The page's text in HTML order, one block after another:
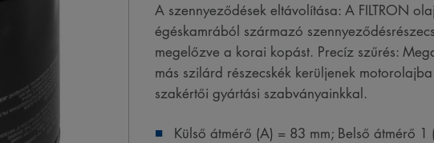
A szennyeződések eltávolítása: A FILTRON
égéskamrából származó
megelőzve a korai kopást. Precíz szűrés:
más szilárd részecskék kerüljenek
szakértői gyártási szabványainkkal.
Külső átmérő (A) = 83 mm; Belső átmérő